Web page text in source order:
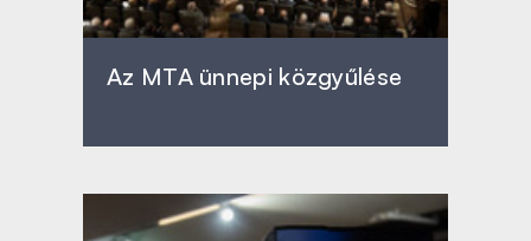
Az MTA ünnepi közgyűlése